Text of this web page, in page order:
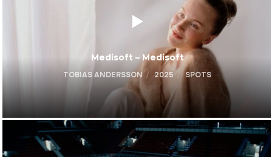
Medisoft – Medisoft
TOBIAS ANDERSSON 2025 SPOTS